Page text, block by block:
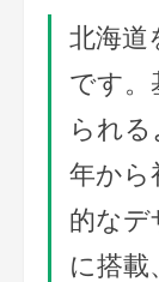
北海道
です。
られ
年から
的な
に搭